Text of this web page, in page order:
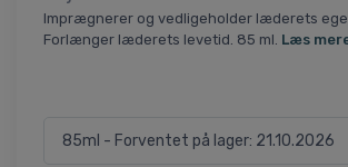
Imprægnerer og vedligeholder læderets
Forlænger læderets levetid. 85 ml. Læs